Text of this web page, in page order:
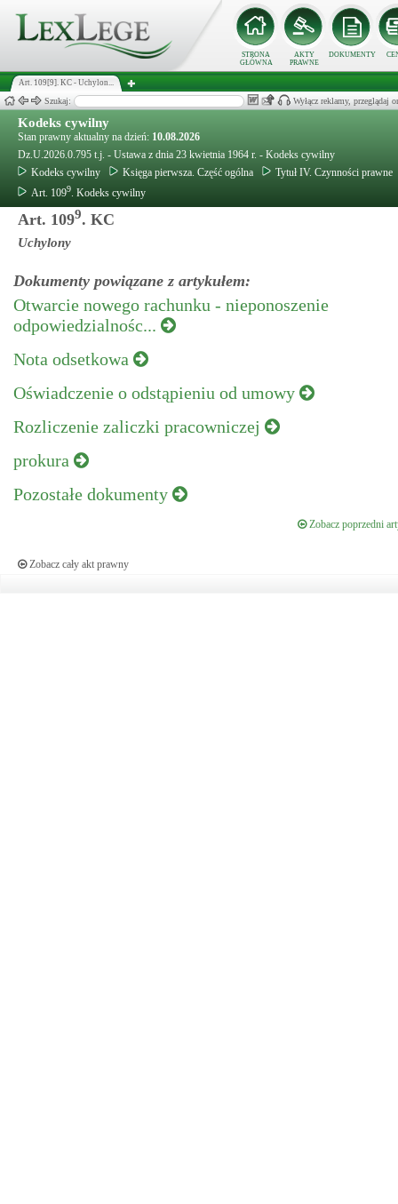
STRONA
GŁÓWNA
AKTY
PRAWNE
DOKUMENTY
Art. 109[9]. KC - Uchylon...
Szukaj: Wyłącz reklamy, przeglądaj
Kodeks cywilny
Stan prawny aktualny na dzień: 10.08.2026
Dz.U.2026.0.795 t.j. - Ustawa z dnia 23 kwietnia 1964 r. - Kodeks cywilny
Kodeks cywilny
Księga pierwsza. Część ogólna
Tytuł IV. Czynności prawne
Art. 1099. Kodeks cywilny
Art. 1099. KC
Uchylony
Dokumenty powiązane z artykułem:
Otwarcie nowego rachunku - nieponoszenie
odpowiedzialnośc...
Nota odsetkowa
Oświadczenie o odstąpieniu od umowy
Rozliczenie zaliczki pracowniczej
prokura
Pozostałe dokumenty
Zobacz poprzedni
Zobacz cały akt prawny